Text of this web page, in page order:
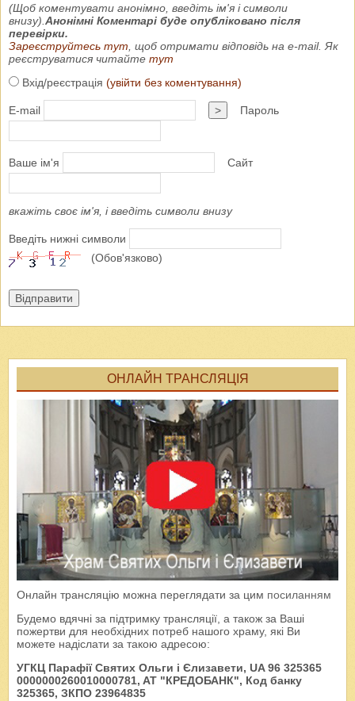
(Щоб коментувати анонімно, введіть ім'я і символи
внизу). Анонімні Коментарі буде опубліковано після
перевірки.
Зареєструйтесь тут , щоб отримати відповідь на e-mail. Як
реєструватися читайте тут
Вхід/реєстрація (увійти без коментування)
E-mail > Пароль
Ваше ім'я Сайт
вкажіть своє ім'я, і введіть символи внизу
Введіть нижні символи
(Обов'язково)
Відправити
ОНЛАЙН ТРАНСЛЯЦІЯ
Онлайн трансляцію можна переглядати за цим посиланням
Будемо вдячні за підтримку трансляції, а також за Ваші
пожертви для необхідних потреб нашого храму, які Ви
можете надіслати за такою адресою:
УГКЦ Парафії Святих Ольги і Єлизавети, UA 96 325365
0000000260010000781, AT "КРЕДОБАНК", Код банку
325365, ЗКПО 23964835